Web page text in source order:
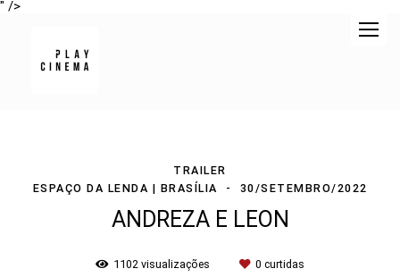
" />
TRAILER
ESPAÇO DA LENDA | BRASÍLIA
30/SETEMBRO/2022
ANDREZA E LEON
1102 visualizações 0 curtidas